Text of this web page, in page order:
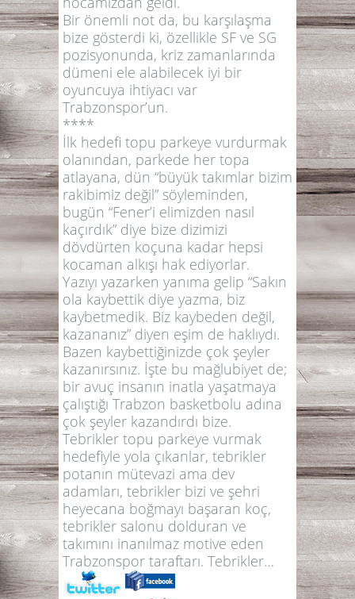
Bir önemli not da, bu karşılaşma
bize gösterdi ki, özellikle SF ve SG
pozisyonunda, kriz zamanlarında
dümeni ele alabilecek iyi bir
oyuncuya ihtiyacı var
Trabzonspor’un.
****
İlk hedefi topu parkeye vurdurmak
olanından, parkede her topa
atlayana, dün “büyük takımlar bizim
rakibimiz değil” söyleminden,
bugün “Fener’i elimizden nasıl
kaçırdık” diye bize dizimizi
dövdürten koçuna kadar hepsi
kocaman alkışı hak ediyorlar.
Yazıyı yazarken yanıma gelip “Sakın
ola kaybettik diye yazma, biz
kaybetmedik. Biz kaybeden değil,
kazananız” diyen eşim de haklıydı.
Bazen kaybettiğinizde çok şeyler
kazanırsınız. İşte bu mağlubiyet de;
bir avuç insanın inatla yaşatmaya
çalıştığı Trabzon basketbolu adına
çok şeyler kazandırdı bize.
Tebrikler topu parkeye vurmak
hedefiyle yola çıkanlar, tebrikler
potanın mütevazi ama dev
adamları, tebrikler bizi ve şehri
heyecana boğmayı başaran koç,
tebrikler salonu dolduran ve
takımını inanılmaz motive eden
Trabzonspor taraftarı. Tebrikler…